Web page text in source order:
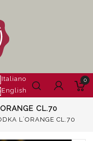
Italiano
English
0
CL.70
L`ORANGE CL.70